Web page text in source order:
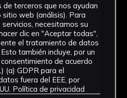
Técnica
más
de terceros que nos ayudan
web (análisis). Para
necesitamos su
clic en "Aceptar todas",
el tratamiento de datos
también incluye, por un
de acuerdo
(a) GDPR para el
fuera del EEE, por
Política de privacidad